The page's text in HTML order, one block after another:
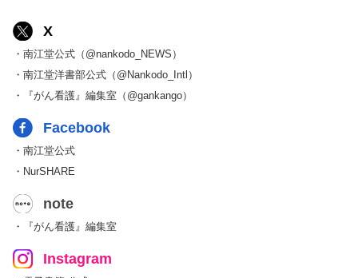
X
・南江堂公式（@nankodo_NEWS）
・南江堂洋書部公式（@Nankodo_Intl）
・『がん看護』編集室（@gankango）
Facebook
・南江堂公式
・NurSHARE
note
・『がん看護』編集室
Instagram